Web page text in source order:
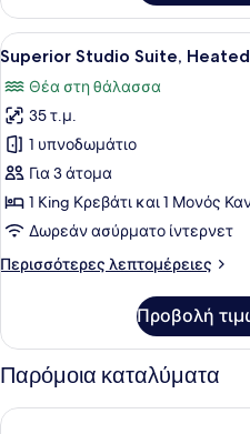
Studio
Suite,
Heated
Tub,
Sea
View
Προβολή
όλων
των
φωτογραφιών
για
Superior
Studio
Suite,
Heated
Tub,
12
Superior Studio Suite,
Θέα στη θάλασσα
35 τ.μ.
1 υπνοδωμάτιο
Για 3 άτομα
1 King Κρεβάτι και 1 Μονός
Δωρεάν ασύρματο ίντερνετ
Περισσότερες λεπτομέρειες
Περισσότερες
Studio
Heated
Sea
Προβολή
Παρόμοια καταλύματα
Cresanto Luxury Suites